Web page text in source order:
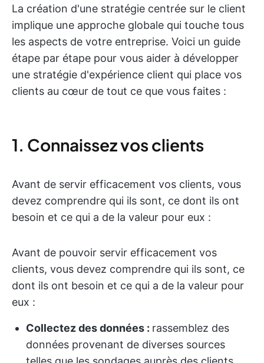
La création d'une stratégie centrée sur le client
implique une approche globale qui touche tous
les aspects de votre entreprise. Voici un guide
étape par étape pour vous aider à développer
une stratégie d'expérience client qui place vos
clients au cœur de tout ce que vous faites :
1. Connaissez vos clients
Avant de servir efficacement vos clients, vous
devez comprendre qui ils sont, ce dont ils ont
besoin et ce qui a de la valeur pour eux :
Avant de pouvoir servir efficacement vos
clients, vous devez comprendre qui ils sont, ce
dont ils ont besoin et ce qui a de la valeur pour
eux :
Collectez des données : rassemblez des
données provenant de diverses sources